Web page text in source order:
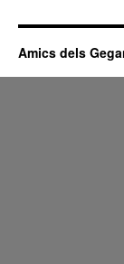
Amics dels